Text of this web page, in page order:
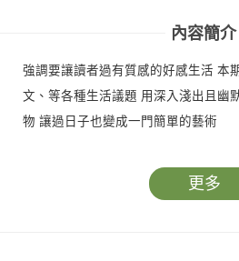
內容簡介
強調要讓讀者過有質感的好感生活 本
文、等各種生活議題 用深入淺出且幽
物 讓過日子也變成一門簡單的藝術
更多